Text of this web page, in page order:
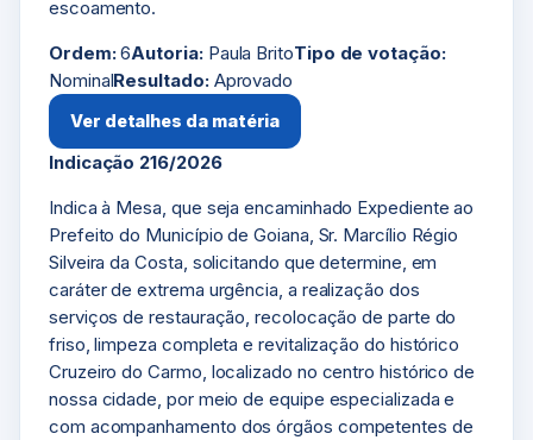
escoamento.
Ordem:6Autoria:Paula BritoTipo de votação:
NominalResultado:Aprovado
Ver detalhes da matéria
Indicação 216/2026
Indica à Mesa, que seja encaminhado Expediente ao
Prefeito do Município de Goiana, Sr. Marcílio Régio
Silveira da Costa, solicitando que determine, em
caráter de extrema urgência, a realização dos
serviços de restauração, recolocação de parte do
friso, limpeza completa e revitalização do histórico
Cruzeiro do Carmo, localizado no centro histórico de
nossa cidade, por meio de equipe especializada e
com acompanhamento dos órgãos competentes de